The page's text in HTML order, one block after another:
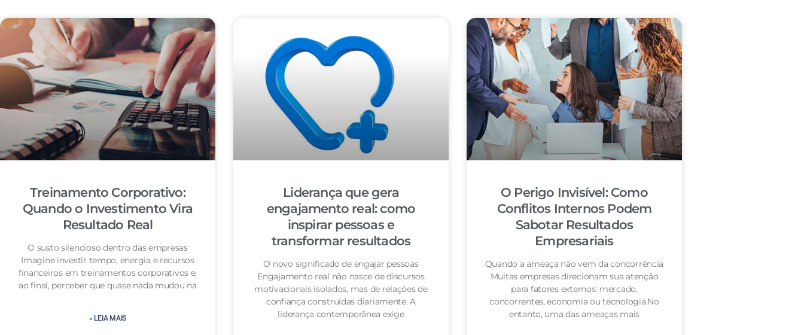
Treinamento Corporativo:
Quando o Investimento Vira
Resultado Real
O susto silencioso dentro das empresas
Imagine investir tempo, energia e recursos
financeiros em treinamentos corporativos e,
ao final, perceber que quase nada mudou na
» LEIA MAIS
Liderança que gera
engajamento real: como
inspirar pessoas e
transformar resultados
O novo significado de engajar pessoas
Engajamento real não nasce de discursos
motivacionais isolados, mas de relações de
confiança construídas diariamente. A
liderança contemporânea exige
O Perigo Invisível: Como
Conflitos Internos Podem
Sabotar Resultados
Empresariais
Quando a ameaça não vem da concorrência
Muitas empresas direcionam sua atenção
para fatores externos: mercado,
concorrentes, economia ou tecnologia.No
entanto, uma das ameaças mais